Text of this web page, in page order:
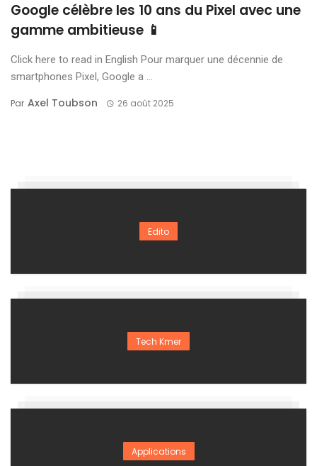
Google célèbre les 10 ans du Pixel avec une
gamme ambitieuse 📱
Click here to read in English Pour marquer une décennie de
smartphones Pixel, Google a ...
Par Axel Toubson 26 août 2025
Edito
Tech Kmer
Applications